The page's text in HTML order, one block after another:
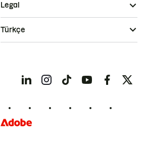
Legal
Türkçe